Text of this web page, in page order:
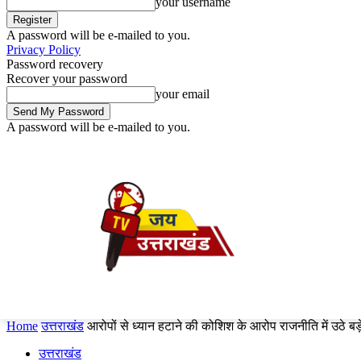
A password will be e-mailed to you.
Privacy Policy
Password recovery
Recover your password
your email
A password will be e-mailed to you.
Home उत्तराखंड आरोपों से ध्यान हटाने की कोशिश के आरोप राजनीति में उठे
उत्तराखंड